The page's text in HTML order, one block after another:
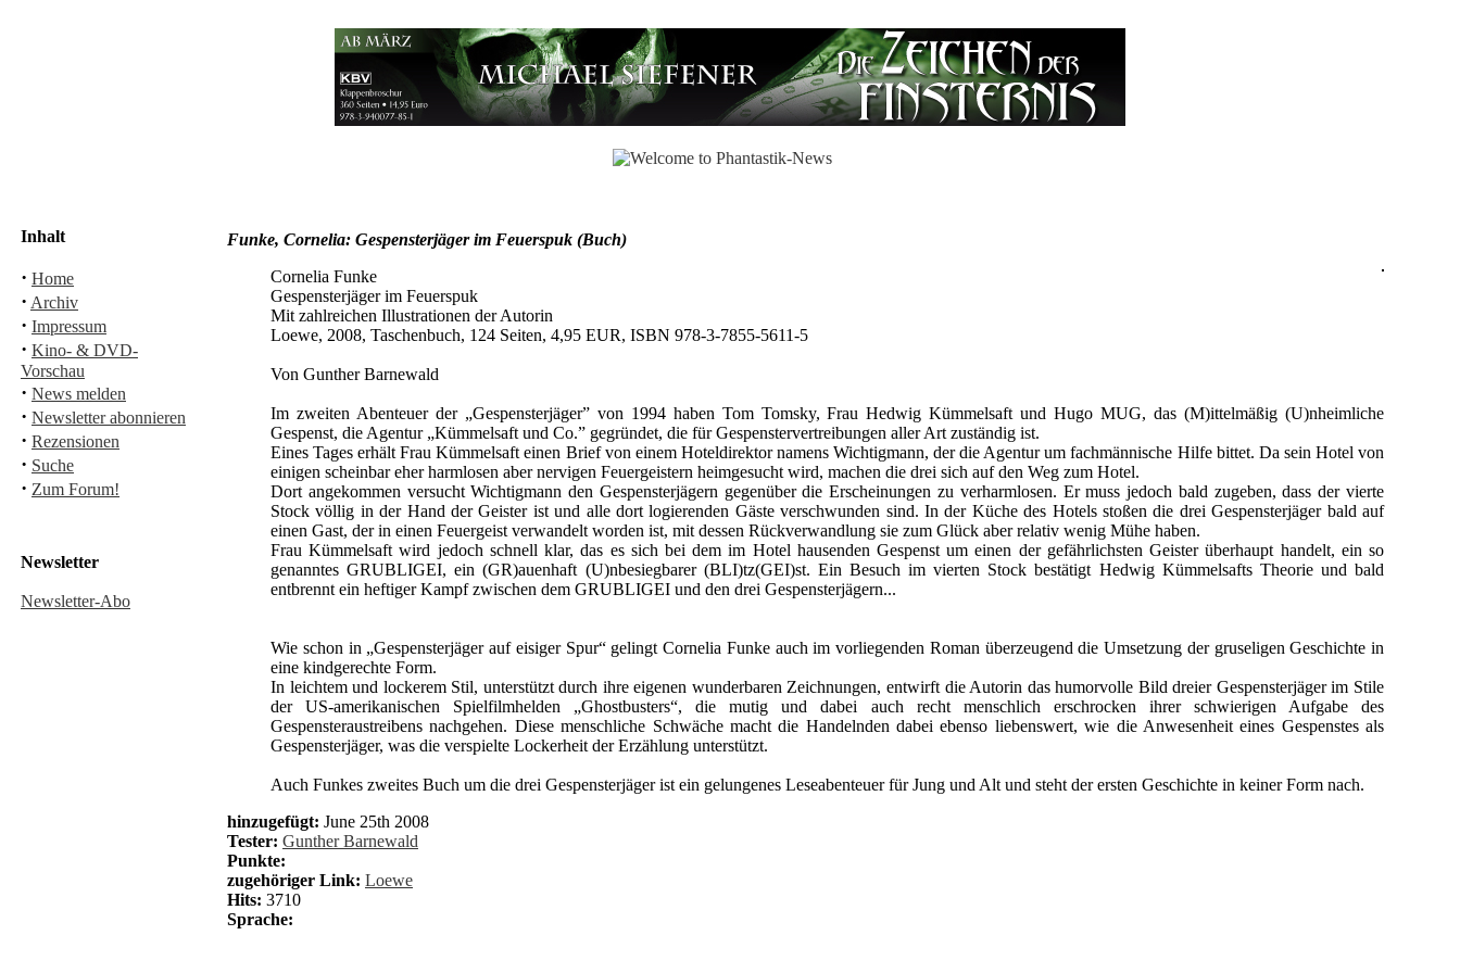
Inhalt
· Home
· Archiv
· Impressum
· Kino- & DVD-
Vorschau
· News melden
· Newsletter abonnieren
· Rezensionen
· Suche
· Zum Forum!
Newsletter
Newsletter-Abo
Funke, Cornelia: Gespensterjäger im Feuerspuk (Buch)
Cornelia Funke
Gespensterjäger im Feuerspuk
Mit zahlreichen Illustrationen der Autorin
Loewe, 2008, Taschenbuch, 124 Seiten, 4,95 EUR, ISBN 978-3-7855-5611-5
Von Gunther Barnewald
Im zweiten Abenteuer der „Gespensterjäger” von 1994 haben Tom Tomsky, Frau Hedwig Kümmelsaft und Hugo MUG, das (M)ittelmäßig (U)nheimliche
Gespenst, die Agentur „Kümmelsaft und Co.” gegründet, die für Gespenstervertreibungen aller Art zuständig ist.
Eines Tages erhält Frau Kümmelsaft einen Brief von einem Hoteldirektor namens Wichtigmann, der die Agentur um fachmännische Hilfe bittet. Da sein Hotel von
einigen scheinbar eher harmlosen aber nervigen Feuergeistern heimgesucht wird, machen die drei sich auf den Weg zum Hotel.
Dort angekommen versucht Wichtigmann den Gespensterjägern gegenüber die Erscheinungen zu verharmlosen. Er muss jedoch bald zugeben, dass der vierte
Stock völlig in der Hand der Geister ist und alle dort logierenden Gäste verschwunden sind. In der Küche des Hotels stoßen die drei Gespensterjäger bald auf
einen Gast, der in einen Feuergeist verwandelt worden ist, mit dessen Rückverwandlung sie zum Glück aber relativ wenig Mühe haben.
Frau Kümmelsaft wird jedoch schnell klar, das es sich bei dem im Hotel hausenden Gespenst um einen der gefährlichsten Geister überhaupt handelt, ein so
genanntes GRUBLIGEI, ein (GR)auenhaft (U)nbesiegbarer (BLI)tz(GEI)st. Ein Besuch im vierten Stock bestätigt Hedwig Kümmelsafts Theorie und bald
entbrennt ein heftiger Kampf zwischen dem GRUBLIGEI und den drei Gespensterjägern...
Wie schon in „Gespensterjäger auf eisiger Spur“ gelingt Cornelia Funke auch im vorliegenden Roman überzeugend die Umsetzung der gruseligen Geschichte in
eine kindgerechte Form.
In leichtem und lockerem Stil, unterstützt durch ihre eigenen wunderbaren Zeichnungen, entwirft die Autorin das humorvolle Bild dreier Gespensterjäger im Stile
der US-amerikanischen Spielfilmhelden „Ghostbusters“, die mutig und dabei auch recht menschlich erschrocken ihrer schwierigen Aufgabe des
Gespensteraustreibens nachgehen. Diese menschliche Schwäche macht die Handelnden dabei ebenso liebenswert, wie die Anwesenheit eines Gespenstes als
Gespensterjäger, was die verspielte Lockerheit der Erzählung unterstützt.
Auch Funkes zweites Buch um die drei Gespensterjäger ist ein gelungenes Leseabenteuer für Jung und Alt und steht der ersten Geschichte in keiner Form nach.
hinzugefügt: June 25th 2008
Tester: Gunther Barnewald
Punkte:
zugehöriger Link: Loewe
Hits: 3710
Sprache: